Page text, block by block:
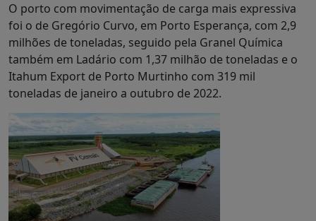
O porto com movimentação de carga mais expressiva
foi o de Gregório Curvo, em Porto Esperança, com 2,9
milhões de toneladas, seguido pela Granel Química
também em Ladário com 1,37 milhão de toneladas e o
Itahum Export de Porto Murtinho com 319 mil
toneladas de janeiro a outubro de 2022.